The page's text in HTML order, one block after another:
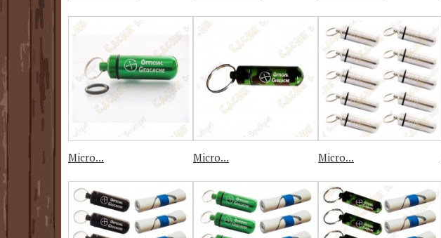
Micro... Micro... Micro...